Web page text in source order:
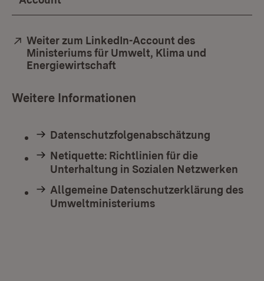
Extern:
Weiter zum LinkedIn-Account des
Ministeriums für Umwelt, Klima und
Energiewirtschaft
Weitere Informationen
Datenschutzfolgenabschätzung
Netiquette: Richtlinien für die
Unterhaltung in Sozialen Netzwerken
Allgemeine Datenschutzerklärung des
Umweltministeriums